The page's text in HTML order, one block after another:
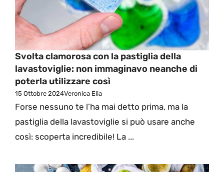
Svolta clamorosa con la pastiglia della
lavastoviglie: non immaginavo neanche di
poterla utilizzare così
15 Ottobre 2024Veronica Elia
Forse nessuno te l’ha mai detto prima, ma la
pastiglia della lavastoviglie si può usare anche
così: scoperta incredibile! La ...